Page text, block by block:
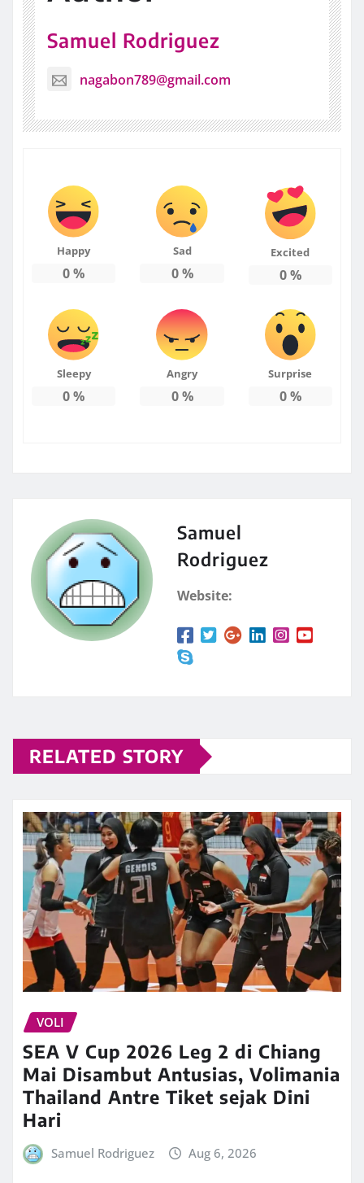
Samuel Rodriguez
nagabon789@gmail.com
Happy
0%
Sad
0%
Excited
0%
Sleepy
0%
Angry
0%
Surprise
0%
Samuel
Rodriguez
Website:
RELATED STORY
VOLI
SEA V Cup 2026 Leg 2 di Chiang
Mai Disambut Antusias, Volimania
Thailand Antre Tiket sejak Dini
Hari
Samuel Rodriguez Aug 6, 2026